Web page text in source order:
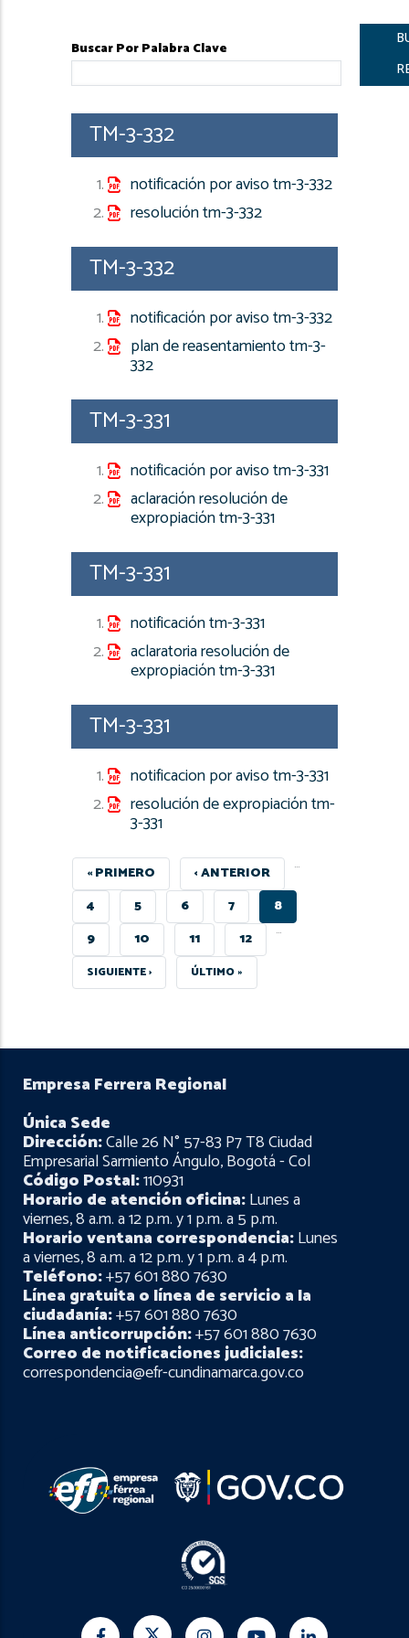
Buscar Por Palabra Clave
TM-3-332
notificación por aviso tm-3-332
resolución tm-3-332
TM-3-332
notificación por aviso tm-3-332
plan de reasentamiento tm-3-
332
TM-3-331
notificación por aviso tm-3-331
aclaración resolución de
expropiación tm-3-331
TM-3-331
notificación tm-3-331
aclaratoria resolución de
expropiación tm-3-331
TM-3-331
notificacion por aviso tm-3-331
resolución de expropiación tm-
3-331
PRIMERA
PÁGINA
« PRIMERO
PÁGINA
ANTERIOR
‹ ANTERIOR
…
PAGE
4 PAGE
5 PAGE
6 PAGE
7
PÁGINA
ACTUAL
8
PAGE
9 PAGE
10 PAGE
11 PAGE
12 …
SIGUIENTE
SIGUIENTE ›
ÚLTIMA
ÚLTIMO »
Empresa Ferrera Regional
Única Sede
Dirección:Calle 26 N° 57-83 P7 T8 Ciudad
Empresarial Sarmiento Ángulo, Bogotá - Col
Código Postal:110931
Horario de atención oficina:Lunes a
viernes, 8 a.m. a 12 p.m. y 1 p.m. a 5 p.m.
Horario ventana correspondencia:Lunes
a viernes, 8 a.m. a 12 p.m. y 1 p.m. a 4 p.m.
Teléfono:+57 601 880 7630
Línea gratuita o línea de servicio a la
ciudadanía:+57 601 880 7630
Línea anticorrupción:+57 601 880 7630
Correo de notificaciones judiciales:
correspondencia@efr-cundinamarca.gov.co